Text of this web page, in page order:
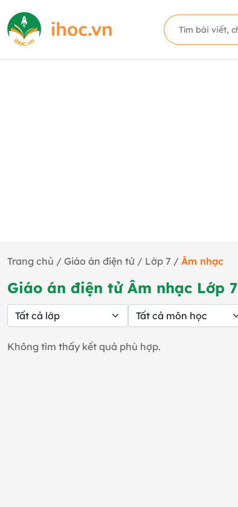
Trang chủ / Giáo án điện tử / Lớp 7 / Âm nhạc
Giáo án điện tử Âm nhạc Lớp 7
Không tìm thấy kết quả phù hợp.